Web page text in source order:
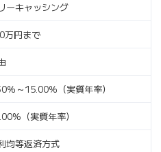
ーキャッシング
万円まで
％～15.00％（実質年率）
（実質年率）
均等返済方式